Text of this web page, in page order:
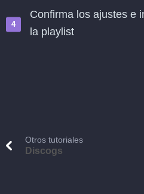
Confirma los ajustes e
la playlist
Otros tutoriales
Discogs